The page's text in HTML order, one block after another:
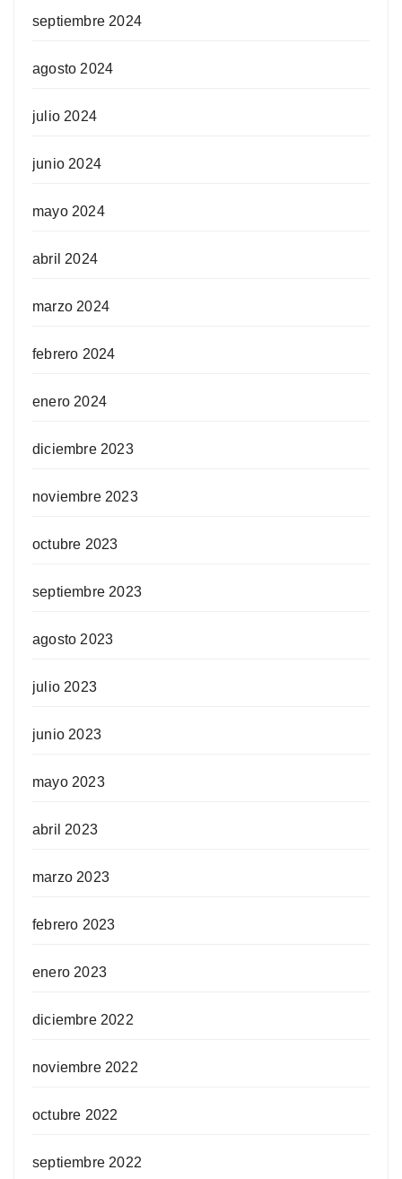
septiembre 2024
agosto 2024
julio 2024
junio 2024
mayo 2024
abril 2024
marzo 2024
febrero 2024
enero 2024
diciembre 2023
noviembre 2023
octubre 2023
septiembre 2023
agosto 2023
julio 2023
junio 2023
mayo 2023
abril 2023
marzo 2023
febrero 2023
enero 2023
diciembre 2022
noviembre 2022
octubre 2022
septiembre 2022